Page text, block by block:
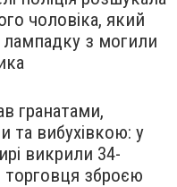
чоловіка, який
лампадку з могили
гранатами,
та вибухівкою: у
викрили 34-
торговця зброєю